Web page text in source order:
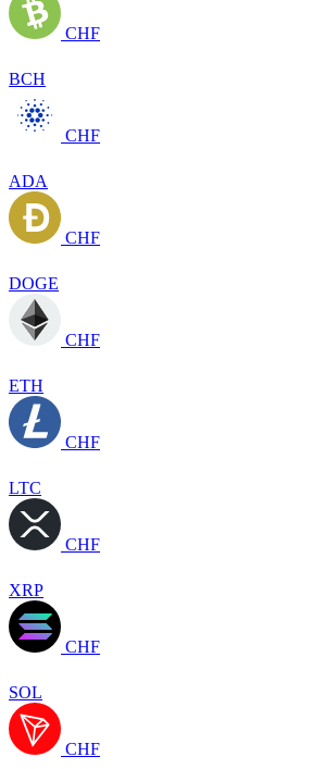
CHF
BCH
CHF
ADA
CHF
DOGE
CHF
ETH
CHF
LTC
CHF
XRP
CHF
SOL
CHF